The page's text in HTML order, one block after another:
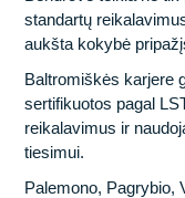
Veiklos
standartų
aukšta kokybė
Baltromiškės karjere
sertifikuotos pagal
reikalavimus ir
tiesimui.
Palemono, Pagrybio,